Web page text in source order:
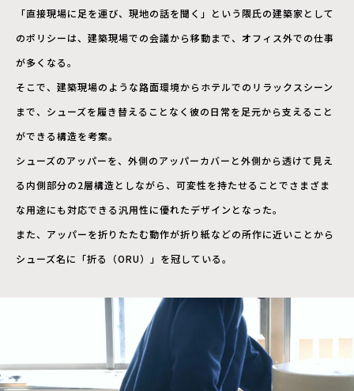
「直接現場に足を運び、現地の話を聞く」という隈氏の建築家として
のポリシーは、建築現場での会議から移動まで、オフィス外での仕事
が多くなる。
そこで、建築現場のような路面環境からホテルでのリラックスシーン
まで、シューズを履き替えることなく彼の日常を足元から支えること
ができる構造を考案。
シューズのアッパーを、外側のアッパーカバーと外側から透けて見え
る内側部分の2層構造としながら、可変性を持たせることでさまざま
な用途にも対応できる汎用性に優れたデザインとなった。
また、アッパーを折りたたむ動作が折り紙などの所作に近いことから
シューズ名に「折る（ORU）」を冠している。